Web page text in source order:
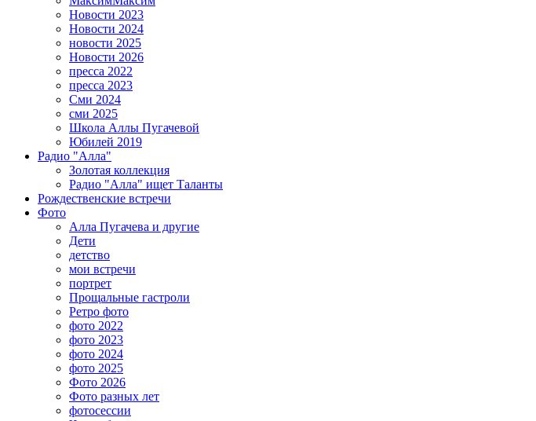
Новости 2023
Новости 2024
новости 2025
Новости 2026
пресса 2022
пресса 2023
Сми 2024
сми 2025
Школа Аллы Пугачевой
Юбилей 2019
Радио "Алла"
Золотая коллекция
Радио "Алла" ищет Таланты
Рождественские встречи
Фото
Алла Пугачева и другие
Дети
детство
мои встречи
портрет
Прощальные гастроли
Ретро фото
фото 2022
фото 2023
фото 2024
фото 2025
Фото 2026
Фото разных лет
фотосессии